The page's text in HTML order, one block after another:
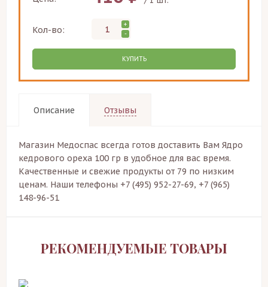
Кол-во:
+
-
КУПИТЬ
Описание Отзывы
Магазин Медоспас всегда готов доставить Вам Ядро
кедрового ореха 100 гр в удобное для вас время.
Качественные и свежие продукты от 79 по низким
ценам. Наши телефоны +7 (495) 952-27-69, +7 (965)
148-96-51
РЕКОМЕНДУЕМЫЕ ТОВАРЫ